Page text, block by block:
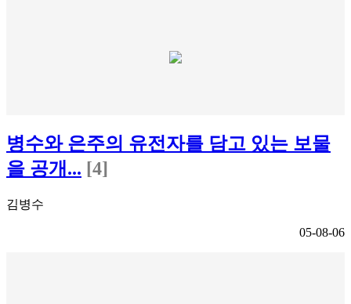
병수와 은주의 유전자를 담고 있는 보물
을 공개... [4]
김병수
05-08-06